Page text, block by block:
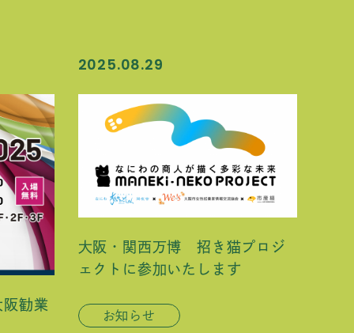
勧業
2025.08.29
大阪・関西万博 招き猫プロジ
ェクトに参加いたします
お知らせ